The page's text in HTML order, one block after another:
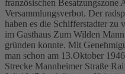
französischen Besatzungszone
Versammlungsverbot. Der
haben es die Schifferstadter zu
im Gasthaus Zum Wilden
gründen konnte. Mit
man schon am 13.Oktober
Strecke Mannheimer Straße